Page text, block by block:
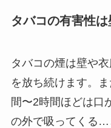
タバコの有害性
タバコの煙は壁や
を放ち続けます。
間〜2時間ほどは口
の外で吸ってくる…